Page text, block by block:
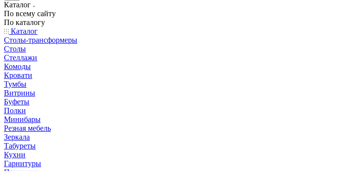
Каталог
По всему сайту
По каталогу
Каталог
Столы-трансформеры
Столы
Стеллажи
Комоды
Кровати
Тумбы
Витрины
Буфеты
Полки
Минибары
Резная мебель
Зеркала
Табуреты
Кухни
Гарнитуры